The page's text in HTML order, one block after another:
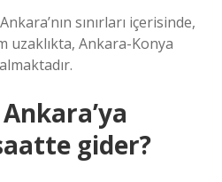
sınırları içerisinde,
uzaklıkta, Ankara-Konya
gider?